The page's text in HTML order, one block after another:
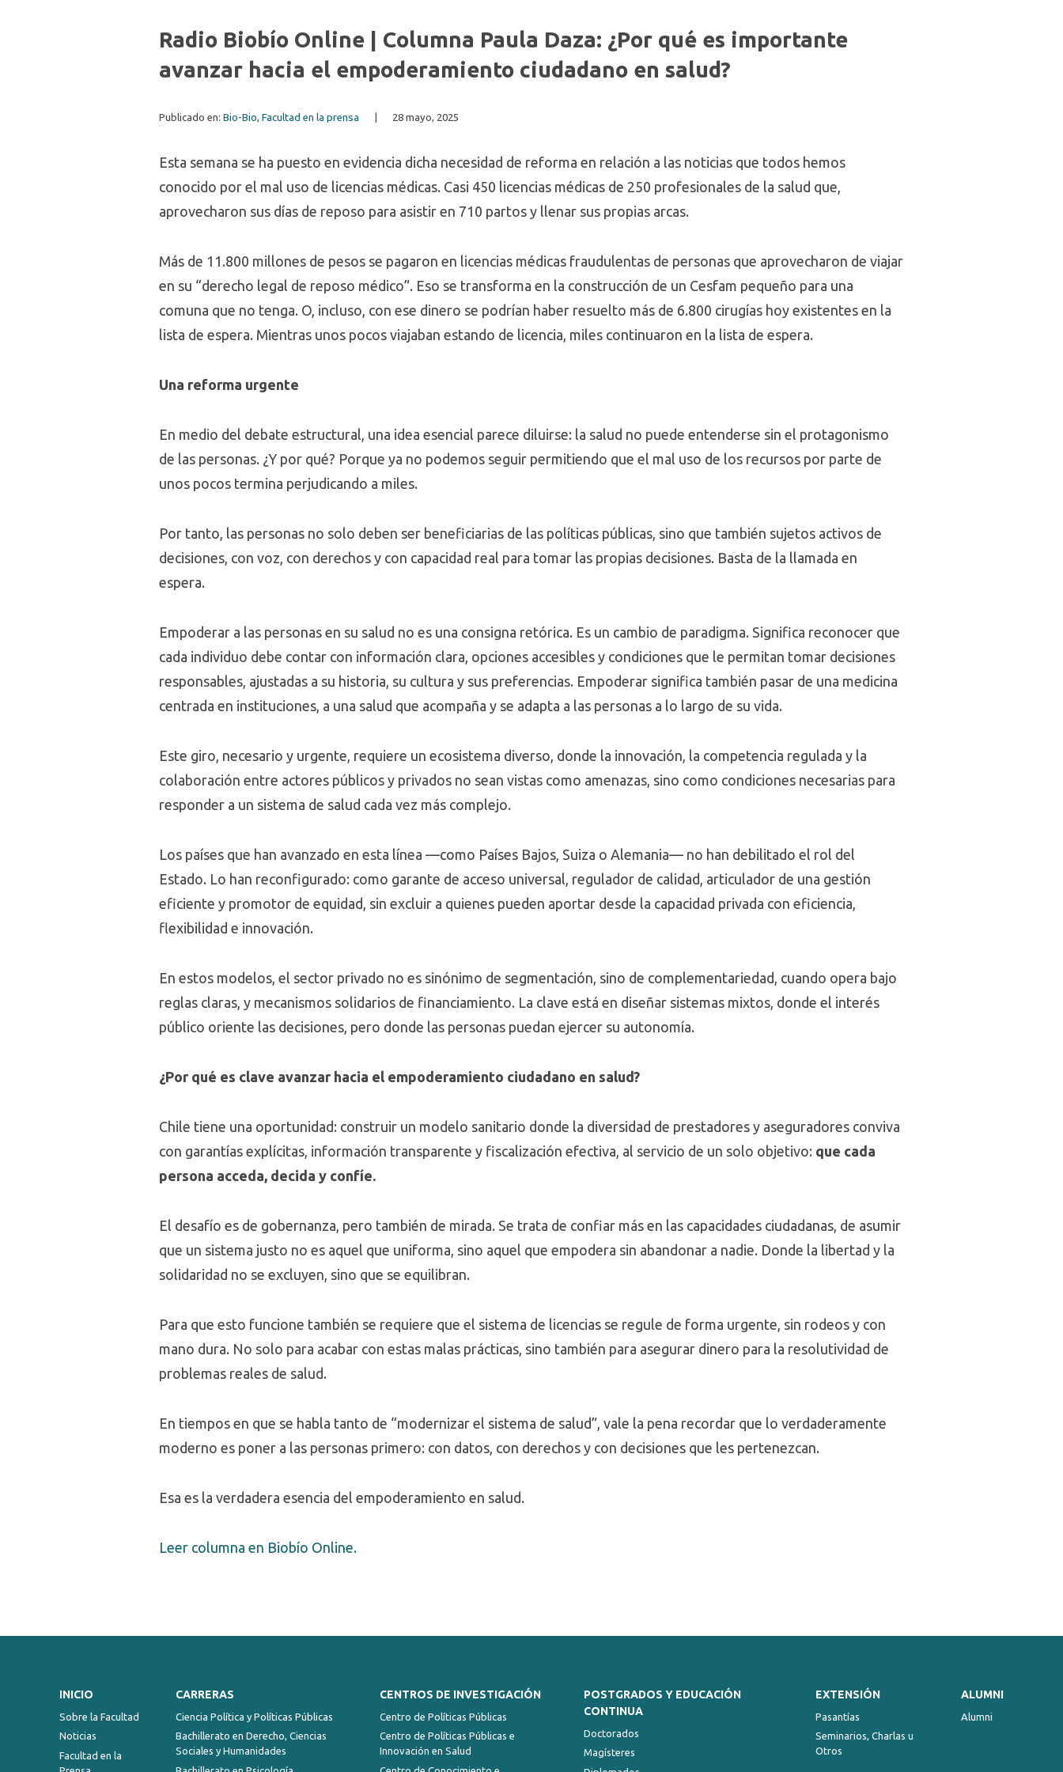
Radio Biobío Online | Columna Paula Daza: ¿Por qué es importante
avanzar hacia el empoderamiento ciudadano en salud?
Publicado en: Bio-Bio, Facultad en la prensa 28 mayo, 2025
Esta semana se ha puesto en evidencia dicha necesidad de reforma en relación a las noticias que todos hemos
conocido por el mal uso de licencias médicas. Casi 450 licencias médicas de 250 profesionales de la salud que,
aprovecharon sus días de reposo para asistir en 710 partos y llenar sus propias arcas.
Más de 11.800 millones de pesos se pagaron en licencias médicas fraudulentas de personas que aprovecharon de viajar
en su “derecho legal de reposo médico”. Eso se transforma en la construcción de un Cesfam pequeño para una
comuna que no tenga. O, incluso, con ese dinero se podrían haber resuelto más de 6.800 cirugías hoy existentes en la
lista de espera. Mientras unos pocos viajaban estando de licencia, miles continuaron en la lista de espera.
Una reforma urgente
En medio del debate estructural, una idea esencial parece diluirse: la salud no puede entenderse sin el protagonismo
de las personas. ¿Y por qué? Porque ya no podemos seguir permitiendo que el mal uso de los recursos por parte de
unos pocos termina perjudicando a miles.
Por tanto, las personas no solo deben ser beneficiarias de las políticas públicas, sino que también sujetos activos de
decisiones, con voz, con derechos y con capacidad real para tomar las propias decisiones. Basta de la llamada en
espera.
Empoderar a las personas en su salud no es una consigna retórica. Es un cambio de paradigma. Significa reconocer que
cada individuo debe contar con información clara, opciones accesibles y condiciones que le permitan tomar decisiones
responsables, ajustadas a su historia, su cultura y sus preferencias. Empoderar significa también pasar de una medicina
centrada en instituciones, a una salud que acompaña y se adapta a las personas a lo largo de su vida.
Este giro, necesario y urgente, requiere un ecosistema diverso, donde la innovación, la competencia regulada y la
colaboración entre actores públicos y privados no sean vistas como amenazas, sino como condiciones necesarias para
responder a un sistema de salud cada vez más complejo.
Los países que han avanzado en esta línea —como Países Bajos, Suiza o Alemania— no han debilitado el rol del
Estado. Lo han reconfigurado: como garante de acceso universal, regulador de calidad, articulador de una gestión
eficiente y promotor de equidad, sin excluir a quienes pueden aportar desde la capacidad privada con eficiencia,
flexibilidad e innovación.
En estos modelos, el sector privado no es sinónimo de segmentación, sino de complementariedad, cuando opera bajo
reglas claras, y mecanismos solidarios de financiamiento. La clave está en diseñar sistemas mixtos, donde el interés
público oriente las decisiones, pero donde las personas puedan ejercer su autonomía.
¿Por qué es clave avanzar hacia el empoderamiento ciudadano en salud?
Chile tiene una oportunidad: construir un modelo sanitario donde la diversidad de prestadores y aseguradores conviva
con garantías explícitas, información transparente y fiscalización efectiva, al servicio de un solo objetivo: que cada
persona acceda, decida y confíe.
El desafío es de gobernanza, pero también de mirada. Se trata de confiar más en las capacidades ciudadanas, de asumir
que un sistema justo no es aquel que uniforma, sino aquel que empodera sin abandonar a nadie. Donde la libertad y la
solidaridad no se excluyen, sino que se equilibran.
Para que esto funcione también se requiere que el sistema de licencias se regule de forma urgente, sin rodeos y con
mano dura. No solo para acabar con estas malas prácticas, sino también para asegurar dinero para la resolutividad de
problemas reales de salud.
En tiempos en que se habla tanto de “modernizar el sistema de salud”, vale la pena recordar que lo verdaderamente
moderno es poner a las personas primero: con datos, con derechos y con decisiones que les pertenezcan.
Esa es la verdadera esencia del empoderamiento en salud.
Leer columna en Biobío Online.
INICIO
Sobre la Facultad
Noticias
Facultad en la
CARRERAS
Ciencia Política y Políticas Públicas
Bachillerato en Derecho, Ciencias
Sociales y Humanidades
CENTROS DE INVESTIGACIÓN
Centro de Políticas Públicas
Centro de Políticas Públicas e
Innovación en Salud
POSTGRADOS Y EDUCACIÓN
CONTINUA
Doctorados
Magísteres
EXTENSIÓN
Pasantías
Seminarios, Charlas u
Otros
ALUMNI
Alumni